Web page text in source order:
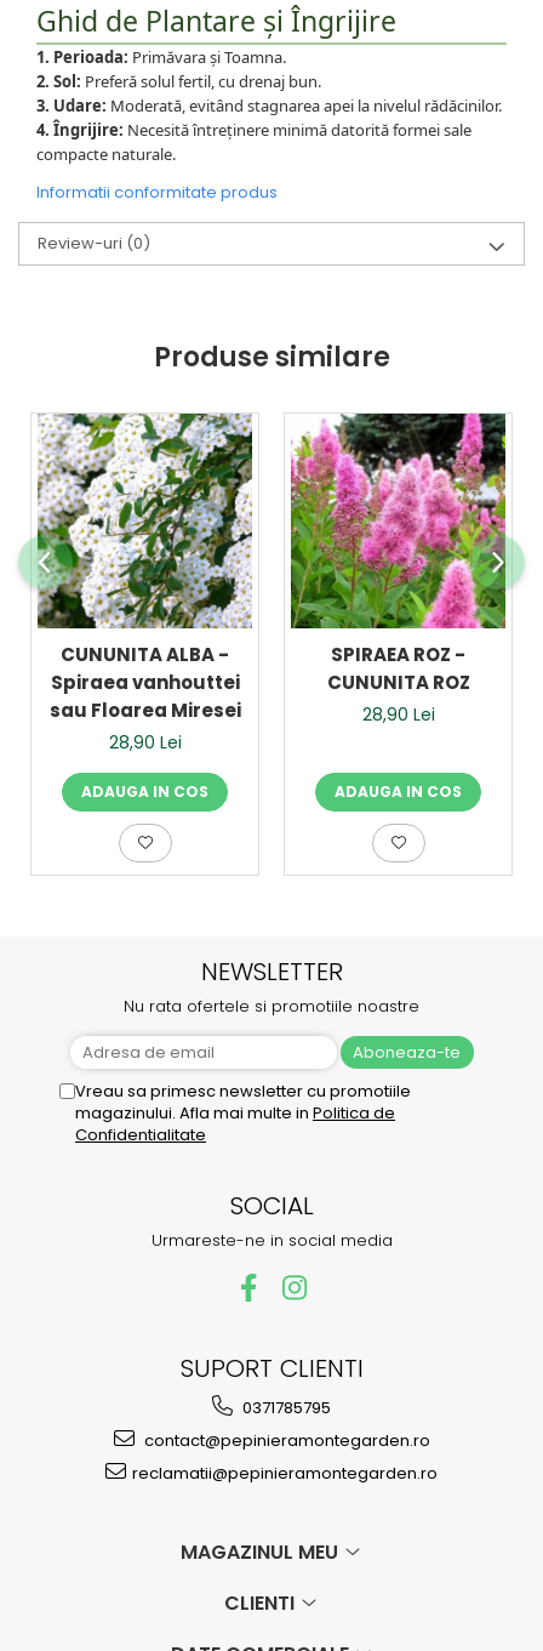
Ghid de Plantare și Îngrijire
1. Perioada: Primăvara și Toamna.
2. Sol: Preferă solul fertil, cu drenaj bun.
3. Udare: Moderată, evitând stagnarea apei la nivelul rădăcinilor.
4. Îngrijire: Necesită întreținere minimă datorită formei sale
compacte naturale.
Informatii conformitate produs
Review-uri (0)
Produse similare
CUNUNITA ALBA -
Spiraea vanhouttei
sau Floarea Miresei
28,90 Lei
ADAUGA IN COS
SPIRAEA ROZ -
CUNUNITA ROZ
28,90 Lei
ADAUGA IN COS
NEWSLETTER
Nu rata ofertele si promotiile noastre
Vreau sa primesc newsletter cu promotiile
magazinului. Afla mai multe in Politica de
Confidentialitate
SOCIAL
Urmareste-ne in social media
SUPORT CLIENTI
0371785795
contact@pepinieramontegarden.ro
reclamatii@pepinieramontegarden.ro
MAGAZINUL MEU
CLIENTI